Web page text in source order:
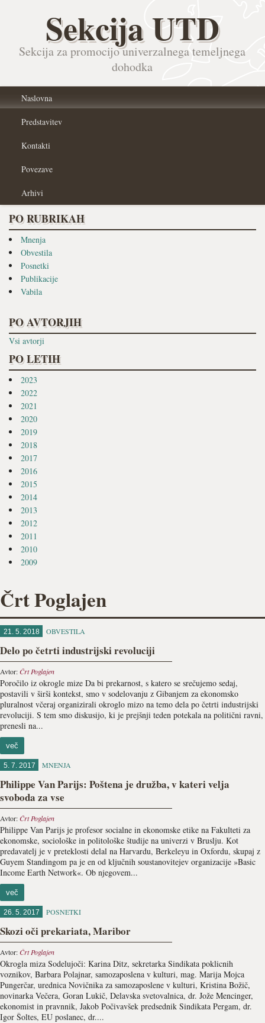
Sekcija UTD
Sekcija za promocijo univerzalnega temeljnega
dohodka
Naslovna
Predstavitev
Kontakti
Povezave
Arhivi
PO RUBRIKAH
Mnenja
Obvestila
Posnetki
Publikacije
Vabila
PO AVTORJIH
Vsi avtorji
PO LETIH
2023
2022
2021
2020
2019
2018
2017
2016
2015
2014
2013
2012
2011
2010
2009
Črt Poglajen
21. 5. 2018 OBVESTILA
Delo po četrti industrijski revoluciji
Avtor:Črt Poglajen
Poročilo iz okrogle mize Da bi prekarnost, s katero se srečujemo sedaj,
postavili v širši kontekst, smo v sodelovanju z Gibanjem za ekonomsko
pluralnost včeraj organizirali okroglo mizo na temo dela po četrti industrijski
revoluciji. S tem smo diskusijo, ki je prejšnji teden potekala na politični ravni,
prenesli na...
več
5. 7. 2017 MNENJA
Philippe Van Parijs: Poštena je družba, v kateri velja
svoboda za vse
Avtor:Črt Poglajen
Philippe Van Parijs je profesor socialne in ekonomske etike na Fakulteti za
ekonomske, sociološke in politološke študije na univerzi v Bruslju. Kot
predavatelj je v preteklosti delal na Harvardu, Berkeleyu in Oxfordu, skupaj z
Guyem Standingom pa je en od ključnih soustanovitejev organizacije »Basic
Income Earth Network«. Ob njegovem...
več
26. 5. 2017 POSNETKI
Skozi oči prekariata, Maribor
Avtor:Črt Poglajen
Okrogla miza Sodelujoči: Karina Ditz, sekretarka Sindikata poklicnih
voznikov, Barbara Polajnar, samozaposlena v kulturi, mag. Marija Mojca
Pungerčar, urednica Novičnika za samozaposlene v kulturi, Kristina Božič,
novinarka Večera, Goran Lukič, Delavska svetovalnica, dr. Jože Mencinger,
ekonomist in pravnnik, Jakob Počivavšek predsednik Sindikata Pergam, dr.
Igor Šoltes, EU poslanec, dr....